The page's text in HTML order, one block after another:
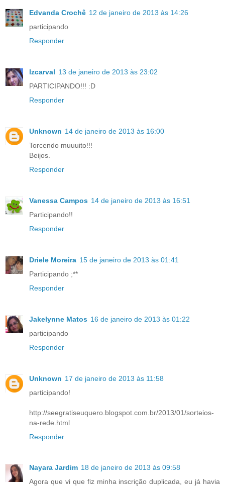
Edvanda Crochê 12 de janeiro de 2013 às 14:26
participando
Responder
lzcarval 13 de janeiro de 2013 às 23:02
PARTICIPANDO!!! :D
Responder
Unknown 14 de janeiro de 2013 às 16:00
Torcendo muuuito!!!
Beijos.
Responder
Vanessa Campos 14 de janeiro de 2013 às 16:51
Participando!!
Responder
Driele Moreira 15 de janeiro de 2013 às 01:41
Participando ;**
Responder
Jakelynne Matos 16 de janeiro de 2013 às 01:22
participando
Responder
Unknown 17 de janeiro de 2013 às 11:58
participando!
http://seegratiseuquero.blogspot.com.br/2013/01/sorteios-
na-rede.html
Responder
Nayara Jardim 18 de janeiro de 2013 às 09:58
Agora que vi que fiz minha inscrição duplicada, eu já havia